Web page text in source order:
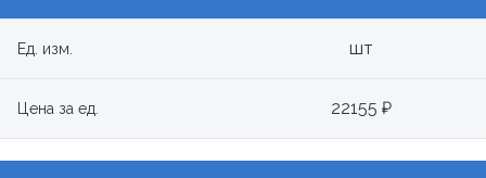
Ед. изм. шт
Цена за ед. 22155 ₽